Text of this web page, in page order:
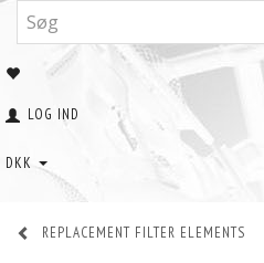
LOG IND
DKK
REPLACEMENT FILTER ELEMENTS